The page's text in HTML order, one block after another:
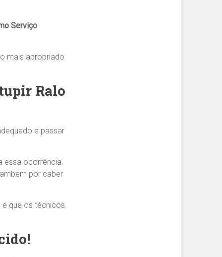
Serviço
mais apropriado
Ralo
e passar
essa ocorrência.
por caber
que os técnicos